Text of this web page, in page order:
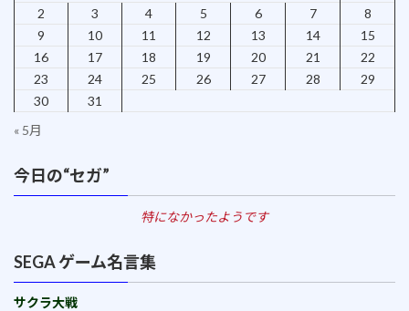
2
3 4 5 6 7
8
9
10 11 12 13 14
15
16
17 18 19 20 21
22
23
24 25 26 27 28
29
30
31
« 5月
今日の“セガ”
特になかったようです
SEGA ゲーム名言集
サクラ大戦